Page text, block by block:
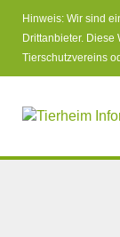
Hinweis: Wir sind
Drittanbieter.
Tierschutzvereins